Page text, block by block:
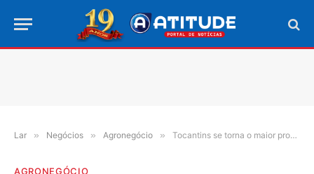
Lar » Negócios » Agronegócio » Tocantins se torna o maior produtor de grãos da região Norte do Brasil, segundo levantamento da Conab
AGRONEGÓCIO